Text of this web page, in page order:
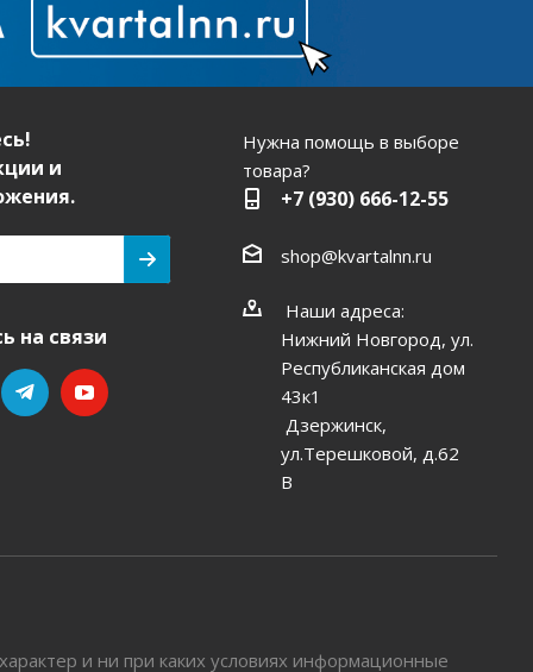
и
на связи
Нужна помощь в выборе
товара?
+7 (930) 666-12-55
shop@kvartalnn.ru
Наши адреса:
Нижний Новгород, ул.
Республиканская дом
43к1
Дзержинск,
ул.Терешковой, д.62
В
и ни при каких условиях информационные